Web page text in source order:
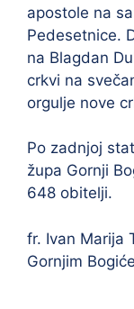
apostole na
Pedesetnice.
na Blagdan
crkvi na
orgulje nove
Po zadnjoj
župa Gornji
648 obitelji.
fr. Ivan Marija
Gornjim